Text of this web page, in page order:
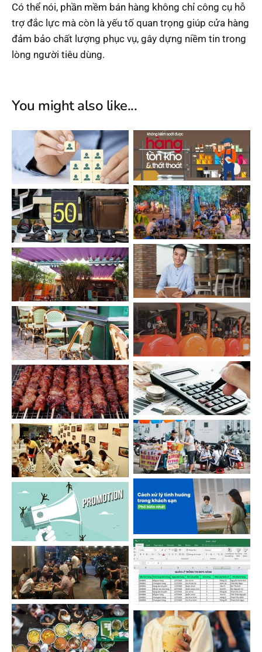
Có thể nói, phần mềm bán hàng không chỉ công cụ hỗ
trợ đắc lực mà còn là yếu tố quan trọng giúp cửa hàng
đảm bảo chất lượng phục vụ, gây dựng niềm tin trong
lòng người tiêu dùng.
You might also like...